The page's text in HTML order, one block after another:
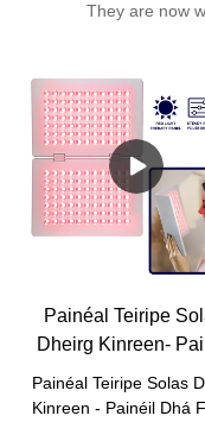
They are now
Painéal Teiripe
Dheirg Kinreen-
Dhá Fhillte B5 -
Áilleacht Craiceann
Painéal Teiripe Solas
Kinreen - Painéil Dhá